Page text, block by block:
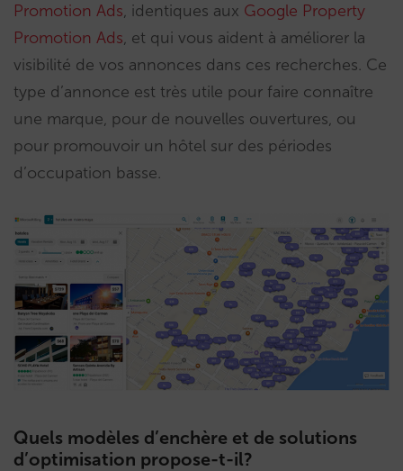
Promotion Ads, identiques aux Google Property
Promotion Ads, et qui vous aident à améliorer la
visibilité de vos annonces dans ces recherches. Ce
type d’annonce est très utile pour faire connaître
une marque, pour de nouvelles ouvertures, ou
pour promouvoir un hôtel sur des périodes
d’occupation basse.
Quels modèles d’enchère et de solutions
d’optimisation propose-t-il?